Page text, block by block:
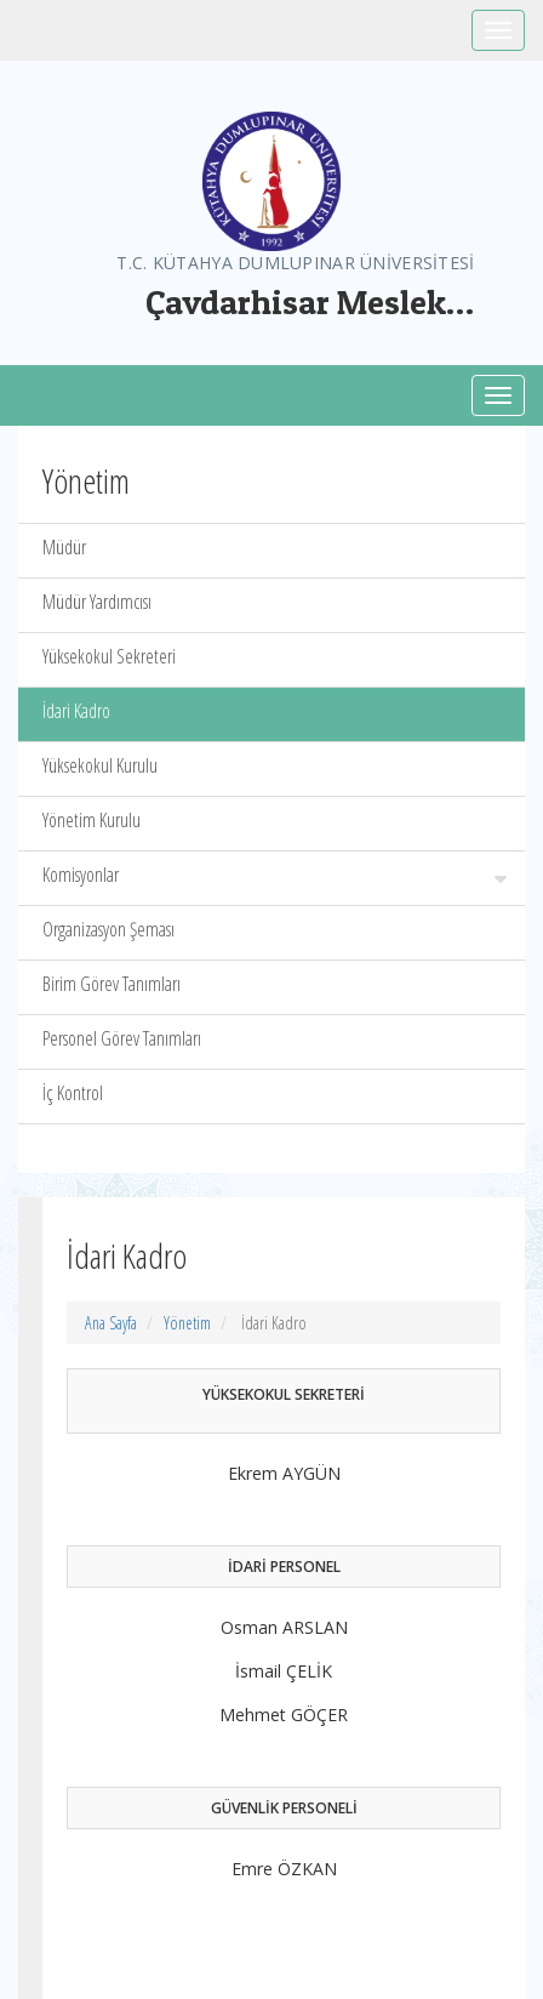
T.C. KÜTAHYA DUMLUPINAR ÜNİVERSİTESİ
Çavdarhisar Meslek
Yönetim
Müdür
Müdür Yardımcısı
Yüksekokul Sekreteri
İdari Kadro
Yüksekokul Kurulu
Yönetim Kurulu
Komisyonlar
Organizasyon Şeması
Birim Görev Tanımları
Personel Görev Tanımları
İç Kontrol
İdari Kadro
Ana Sayfa Yönetim İdari Kadro
YÜKSEKOKUL SEKRETERİ
Ekrem AYGÜN
İDARİ PERSONEL
Osman ARSLAN
İsmail ÇELİK
Mehmet GÖÇER
GÜVENLİK PERSONELİ
Emre ÖZKAN